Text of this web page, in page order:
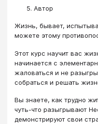
Автор
Жизнь, бывает,
можете этому
Этот курс научит вас
начинается с
жаловаться и не
собраться и решать
Вы знаете, как трудно
чуть-что разыгрывают
демонстрируют свои